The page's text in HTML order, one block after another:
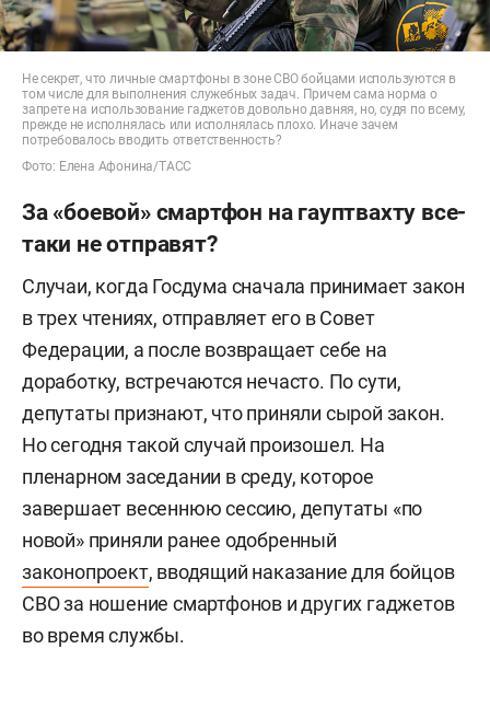
Не секрет, что личные смартфоны в зоне СВО бойцами используются в
том числе для выполнения служебных задач. Причем сама норма о
запрете на использование гаджетов довольно давняя, но, судя по всему,
прежде не исполнялась или исполнялась плохо. Иначе зачем
потребовалось вводить ответственность?
Фото: Елена Афонина/ТАСС
За «боевой» смартфон на гауптвахту все-
таки не отправят?
Случаи, когда Госдума сначала принимает закон
в трех чтениях, отправляет его в Совет
Федерации, а после возвращает себе на
доработку, встречаются нечасто. По сути,
депутаты признают, что приняли сырой закон.
Но сегодня такой случай произошел. На
пленарном заседании в среду, которое
завершает весеннюю сессию, депутаты «по
новой» приняли ранее одобренный
законопроект, вводящий наказание для бойцов
СВО за ношение смартфонов и других гаджетов
во время службы.